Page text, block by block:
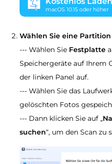
macOS 10.15 oder höher
Wählen Sie eine
--- Wählen Sie Festplatte
Speichergeräte auf Ihrem
der linken Panel auf.
--- Wählen Sie das
gelöschten Fotos
--- Dann klicken Sie auf „
suchen“, um den Scan zu